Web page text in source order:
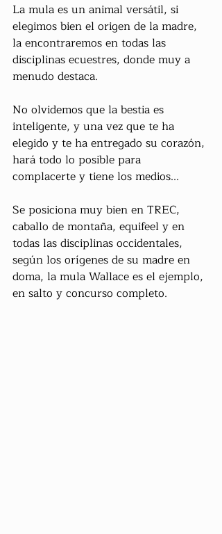
La mula es un animal versátil, si
elegimos bien el origen de la madre,
la encontraremos en todas las
disciplinas ecuestres, donde muy a
menudo destaca.
No olvidemos que la bestia es
inteligente, y una vez que te ha
elegido y te ha entregado su corazón,
hará todo lo posible para
complacerte y tiene los medios...
Se posiciona muy bien en TREC,
caballo de montaña, equifeel y en
todas las disciplinas occidentales,
según los orígenes de su madre en
doma, la mula Wallace es el ejemplo,
en salto y concurso completo.